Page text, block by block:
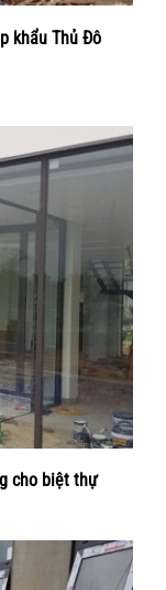
khẩu Thủ Đô
cho biệt thự